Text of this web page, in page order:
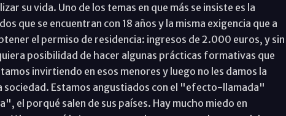
su vida. Uno de los temas en que más se insiste es la
que se encuentran con 18 años y la misma exigencia que a
el permiso de residencia: ingresos de 2.000 euros, y sin
posibilidad de hacer algunas prácticas formativas que
invirtiendo en esos menores y luego no les damos la
sociedad. Estamos angustiados con el "efecto-llamada"
el porqué salen de sus países. Hay mucho miedo en